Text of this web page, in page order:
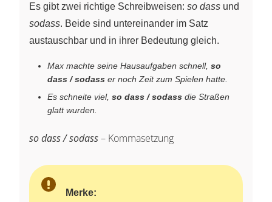
Es gibt zwei richtige Schreibweisen: so dass und
sodass. Beide sind untereinander im Satz
austauschbar und in ihrer Bedeutung gleich.
Max machte seine Hausaufgaben schnell, so
dass / sodass er noch Zeit zum Spielen hatte.
Es schneite viel, so dass / sodass die Straßen
glatt wurden.
so dass / sodass– Kommasetzung
Merke: